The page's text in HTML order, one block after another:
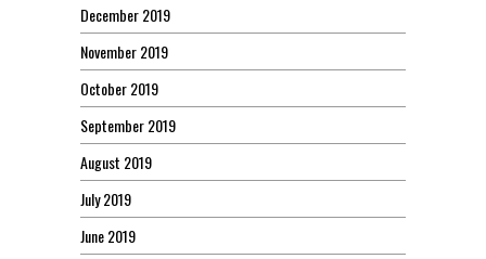
December 2019
November 2019
October 2019
September 2019
August 2019
July 2019
June 2019